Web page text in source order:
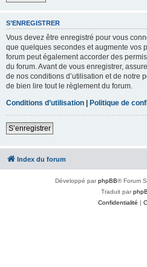
S’ENREGISTRER
Vous devez être enregistré pour vous
que quelques secondes et augmente vos
forum peut également accorder des
du forum. Avant de vous enregistrer,
de nos conditions d’utilisation et de notre
de bien lire tout le règlement du forum.
Conditions d’utilisation | Politique de
S’enregistrer
Index du forum
Développé parphpBB® Forum
Traduit par
Confidentialité |